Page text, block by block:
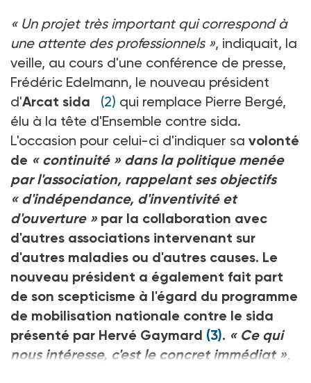
« Un projet très important qui correspond à
une attente des professionnels », indiquait, la
veille, au cours d'une conférence de presse,
Frédéric Edelmann, le nouveau président
d'Arcat sida (2) qui remplace Pierre Bergé,
élu à la tête d'Ensemble contre sida.
L'occasion pour celui-ci d'indiquer sa volonté
de « continuité » dans la politique menée
par l'association, rappelant ses objectifs
« d'indépendance, d'inventivité et
d'ouverture » par la collaboration avec
d'autres associations intervenant sur
d'autres maladies ou d'autres causes. Le
nouveau président a également fait part
de son scepticisme à l'égard du programme
de mobilisation nationale contre le sida
présenté par Hervé Gaymard (3). « Ce qui
nous intéresse, c'est le concret immédiat »,